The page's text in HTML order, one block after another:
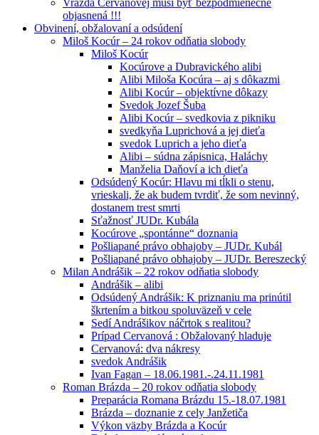
objasnená !!!
Obvinení, obžalovaní a odsúdení
Miloš Kocúr – 24 rokov odňatia slobody
Miloš Kocúr
Kocúrove a Dubravického alibi
Alibi Miloša Kocúra – aj s dôkazmi
Alibi Kocúr – objektívne dôkazy
Svedok Jozef Šuba
Alibi Kocúr – svedkovia z pikniku
svedkyňa Luprichová a jej dieťa
svedok Luprich a jeho dieťa
Alibi – súdna zápisnica, Haláchy
Manželia Daňoví a ich dieťa
Odsúdený Kocúr: Hlavu mi tĺkli o stenu,
vrieskali, že ak budem tvrdiť, že som nevinný,
dostanem trest smrti
Sťažnosť JUDr. Kubála
Kocúrove „spontánne“ doznania
Pošliapané právo obhajoby – JUDr. Kubál
Pošliapané právo obhajoby – JUDr. Bereszecký
Milan Andrášik – 22 rokov odňatia slobody
Andrášik – alibi
Odsúdený Andrášik: K priznaniu ma prinútil
škrtením a bitkou spoluväzeň v cele
Sedí Andrášikov náčrtok s realitou?
Prípad Cervanová : Obžalovaný hladuje
Cervanová: dva nákresy
svedok Andrášik
Ivan Fagan – 18.06.1981.-.24.11.1981
Roman Brázda – 20 rokov odňatia slobody
Preparácia Romana Brázdu 15.-18.07.1981
Brázda – doznanie z cely Janžetiča
Výkon väzby Brázda a Kocúr